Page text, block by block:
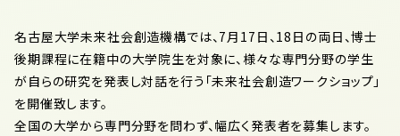
名古屋大学未来社会創造機構では、7月17日、18日の両日、博士
後期課程に在籍中の大学院生を対象に、様々な専門分野の学生
が自らの研究を発表し対話を行う「未来社会創造ワークショップ」
を開催致します。
全国の大学から専門分野を問わず、幅広く発表者を募集します。